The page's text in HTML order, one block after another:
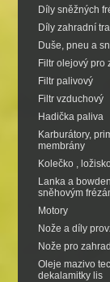
Díly sněžných
Díly zahradní
Duše, pneu a
Filtr olejový pro
Filtr palivový
Filtr vzduchový
Hadička paliva
Karburátory,
membrány
Kolečko ,
Lanka a
sněhovým
Motory
Nože a díly
Nože pro
Oleje mazivo
dekalamitky lis